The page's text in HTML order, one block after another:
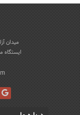
میدان
ایستگاه